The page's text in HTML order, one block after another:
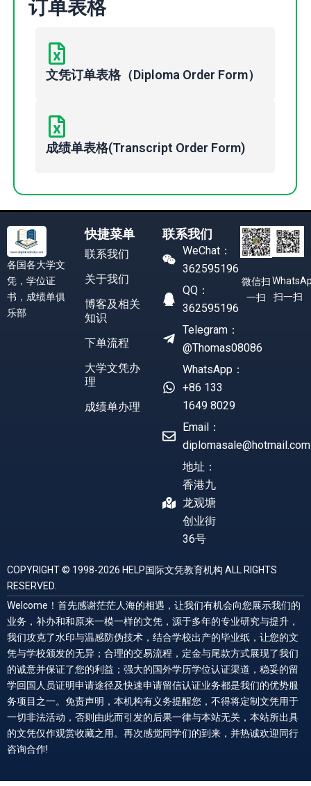
订单表格
文凭订单表格（Diploma Order Form）
成绩单表格(Transcript Order Form)
各国各大学文
凭，学位证
书，成绩单俱
乐部
快捷菜单
联系我们
关于我们
博客及相关
知识
下单流程
大学文凭办
理
成绩单办理
联系我们
WeChat：
362595196
QQ：
362595196
Telegram：
@Thomas08086
WhatsApp：
+86 133
1649 8029
Email：
diplomasale@hotmail.com
地址：
香港九
龙观塘
创业街
36号
微信扫
一扫
扫一扫
COPYRIGHT © 1998-2026 HELP国际文凭教育机构 ALL RIGHTS
RESERVED.
Welcome！首先感谢茫茫人海的相遇，让我们有机会向您展示我们的
业务，补办和和原来一模一样的文凭，源于多年的专业研究与提升，
我们攻克了水印与温感防伪技术，结合学校出产的毕业纸，让您的文
凭与学校颁发的无异；合理的交易流程，定金与尾款方式展现了我们
的诚意并保证了您的利益；强大的国外学历学位认证渠道，稳妥的留
学回国人员证明申请途径及快速申请留信认证业务都是我们的优势服
务项目之一。免责声明，本机构有义务提醒您，不得将定制文凭用于
一切非法活动，否则由此而引发的后果一律与本站无关，本站所出具
的文凭仅作观赏收藏之用。再次感觉同学们的到来，并热诚欢迎同行
咨询合作!